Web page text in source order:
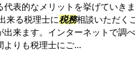
表的なメリットを挙げていきま
来る税理士に税務相談いただく
来ます。インターネットで調
よりも税理士にご...